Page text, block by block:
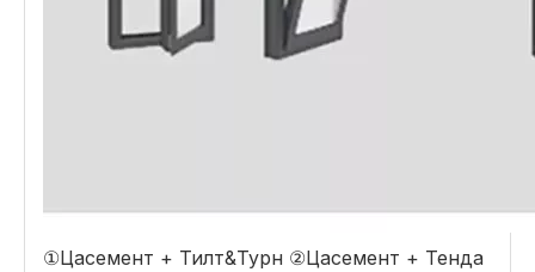
①Цасемент + Тилт&Турн ②Цасемент + Тенда